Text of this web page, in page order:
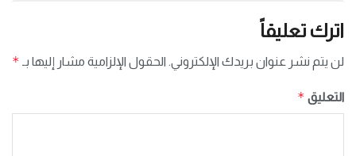
اترك تعليقاً
لن يتم نشر عنوان بريدك الإلكتروني. الحقول الإلزامية مشار إليها بـ*
التعليق*